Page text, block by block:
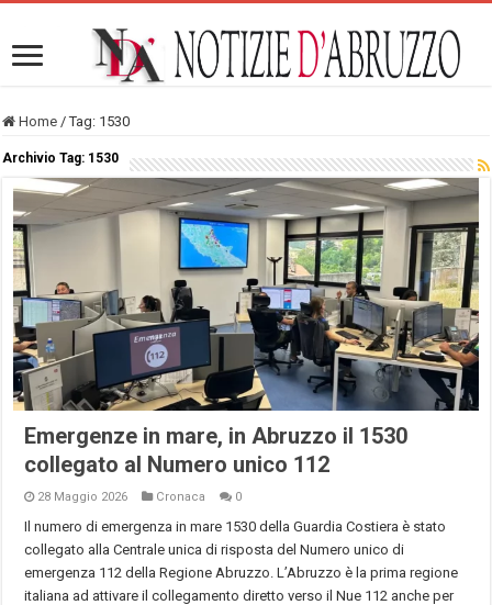
Home / Tag: 1530
Archivio Tag: 1530
Emergenze in mare, in Abruzzo il 1530
collegato al Numero unico 112
28 Maggio 2026 Cronaca 0
Il numero di emergenza in mare 1530 della Guardia Costiera è stato
collegato alla Centrale unica di risposta del Numero unico di
emergenza 112 della Regione Abruzzo. L’Abruzzo è la prima regione
italiana ad attivare il collegamento diretto verso il Nue 112 anche per